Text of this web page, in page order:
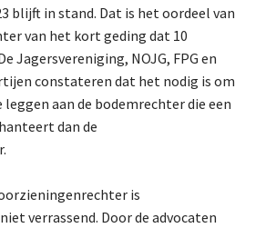
blijft in stand. Dat is het oordeel van
van het kort geding dat 10
Jagersvereniging, NOJG, FPG en
constateren dat het nodig is om
aan de bodemrechter die een
dan de
is
verrassend. Door de advocaten
Dossiers
Contact